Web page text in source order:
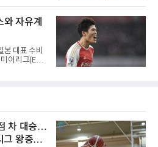
을 맞췄다.승
에서 진행 중
. 구단은 유
감독을 데려
쌓였다. 서른
잘츠부르크
회를 동시에
을 유럽축구
리로 옮겨
자유계
대표 수비
어리그(EPL)
구단은 개막
다.그의 최근
약을 해지했
8경기를 소
나서 선발 2
차 대승…
그 왕중왕